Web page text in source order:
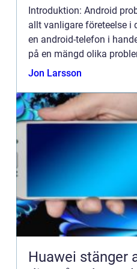
Introduktion: Android
allt vanligare företeelse i
en android-telefon i
på en mängd olika
deras
Jon Larsson
Huawei stänger